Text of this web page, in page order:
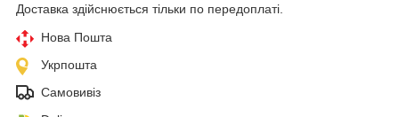
Доставка здійснюється тільки по передоплаті.
Нова Пошта
Укрпошта
Самовивіз